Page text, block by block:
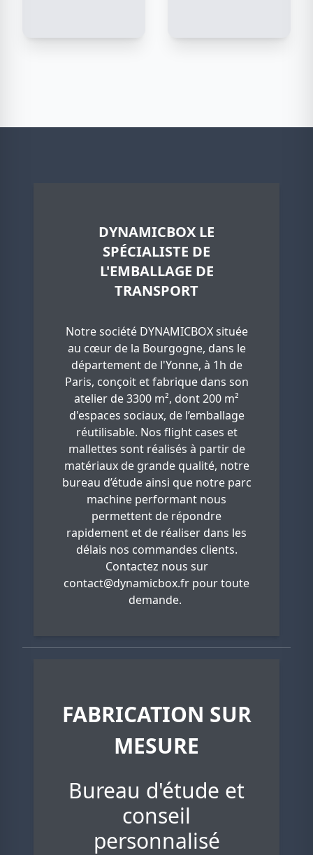
DYNAMICBOX LE
SPÉCIALISTE DE
L'EMBALLAGE DE
TRANSPORT
Notre société DYNAMICBOX située
au cœur de la Bourgogne, dans le
département de l'Yonne, à 1h de
Paris, conçoit et fabrique dans son
atelier de 3300 m², dont 200 m²
d'espaces sociaux, de l’emballage
réutilisable. Nos flight cases et
mallettes sont réalisés à partir de
matériaux de grande qualité, notre
bureau d’étude ainsi que notre parc
machine performant nous
permettent de répondre
rapidement et de réaliser dans les
délais nos commandes clients.
Contactez nous sur
contact@dynamicbox.fr pour toute
demande.
FABRICATION SUR
MESURE
Bureau d'étude et
conseil
personnalisé